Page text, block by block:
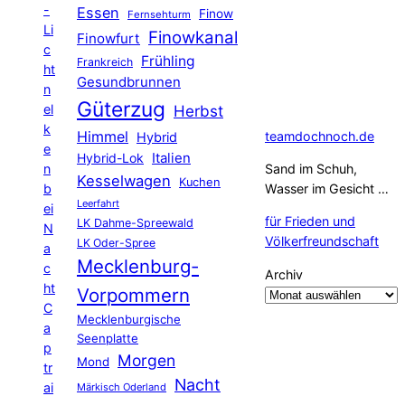
-
Li
c
ht
n
el
k
e
n
b
ei
N
a
c
ht
C
a
p
tr
ai
Essen Fernsehturm Finow
Finowfurt Finowkanal
Frankreich Frühling
Gesundbrunnen
Güterzug Herbst
Himmel
Hybrid
Hybrid-Lok Italien
Kesselwagen Kuchen
Leerfahrt
LK Dahme-Spreewald
LK Oder-Spree
Mecklenburg-
Vorpommern
Mecklenburgische
Seenplatte
Mond
Morgen
Märkisch Oderland Nacht
teamdochnoch.de
Sand im Schuh,
Wasser im Gesicht …
für Frieden und
Völkerfreundschaft
Archiv